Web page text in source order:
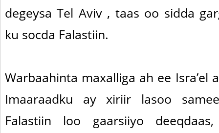
degeysa Tel Aviv , taas oo sidda
ku socda Falastiin.
Warbaahinta maxalliga ah ee Isra’el
Imaaraadku ay xiriir lasoo
Falastiin loo gaarsiiyo